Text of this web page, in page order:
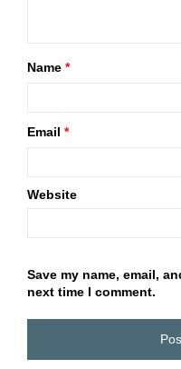
Name *
Email *
Website
Save my name, email,
next time I comment.